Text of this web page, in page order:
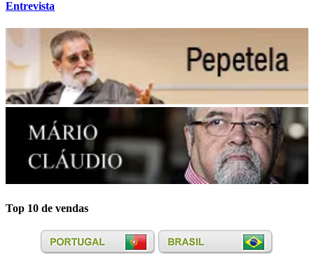
Entrevista
Top 10 de vendas